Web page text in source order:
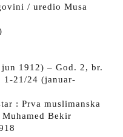
/ uredio Musa
1912) – God. 2, br.
1-21/24 (januar-
: Prva muslimanska
Bekir